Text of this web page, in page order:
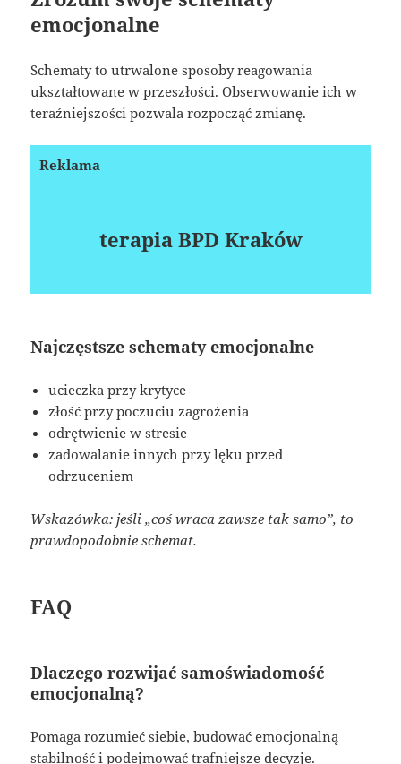
emocjonalne
Schematy to utrwalone sposoby reagowania
ukształtowane w przeszłości. Obserwowanie ich w
teraźniejszości pozwala rozpocząć zmianę.
Reklama
terapia BPD Kraków
Najczęstsze schematy emocjonalne
ucieczka przy krytyce
złość przy poczuciu zagrożenia
odrętwienie w stresie
zadowalanie innych przy lęku przed
odrzuceniem
Wskazówka: jeśli „coś wraca zawsze tak samo”, to
prawdopodobnie schemat.
FAQ
Dlaczego rozwijać samoświadomość
emocjonalną?
Pomaga rozumieć siebie, budować emocjonalną
stabilność i podejmować trafniejsze decyzje.